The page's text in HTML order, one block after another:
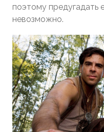
поэтому предугадать
невозможно.